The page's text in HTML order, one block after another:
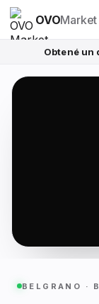
OVOMarket
Obtené un
BELGRANO ·